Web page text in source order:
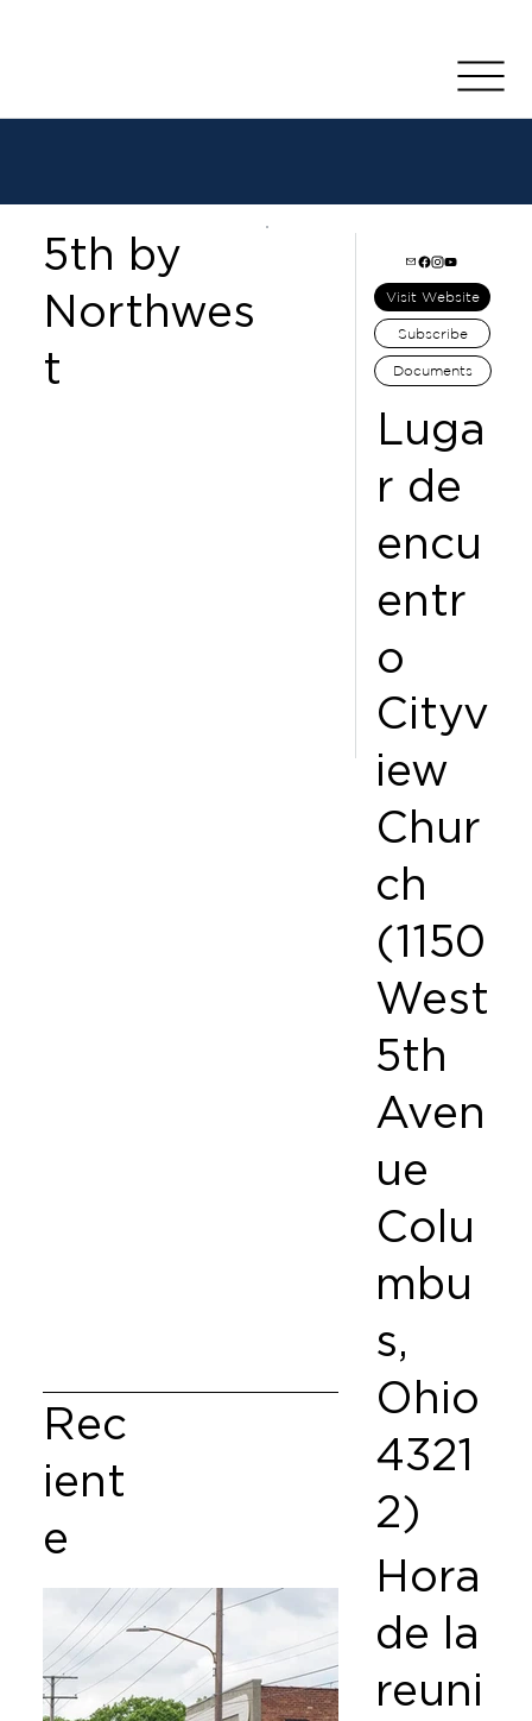
5th by
Northwes
t
Visit Website
Subscribe
Documents
Luga
r de
encu
entr
o
Cityv
iew
Chur
ch
(1150
West
5th
Aven
ue
Colu
mbu
s,
Ohio
4321
2)
Hora
de la
reuni
Rec
ient
e